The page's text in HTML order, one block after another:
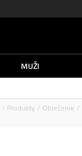
MUŽI
Produkty Oblečenie